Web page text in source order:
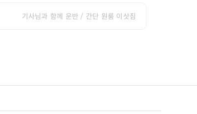
기사님과 함께 운반 / 간단 원룸 이삿짐